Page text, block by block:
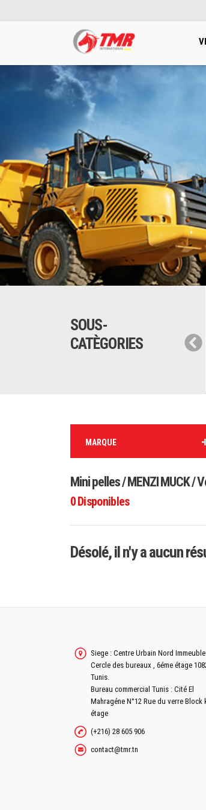
SOUS-
CATÈGORIES
MARQUE
Mini pelles / MENZI MUCK /
0Disponibles
Désolé, il n'y a aucun
Siege : Centre Urbain Nord
Cercle des bureaux , 6éme étage
Tunis.
Bureau commercial Tunis : Cité El
Mahragéne N°12 Rue du verre Block
étage
(+216) 28 605 906
contact@tmr.tn